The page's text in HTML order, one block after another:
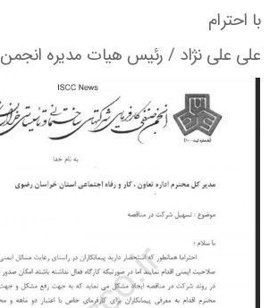
با احترام
علی علی نژاد / رئیس هیات مدیره انجمن